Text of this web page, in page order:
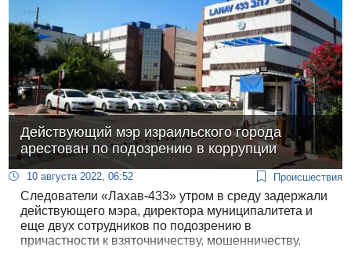
Действующий мэр израильского города
арестован по подозрению в коррупции
10 августа 2022, 06:52 Происшествия
Следователи «Лахав-433» утром в среду задержали
действующего мэра, директора муниципалитета и
еще двух сотрудников по подозрению в
причастности к взяточничеству, мошенничеству,